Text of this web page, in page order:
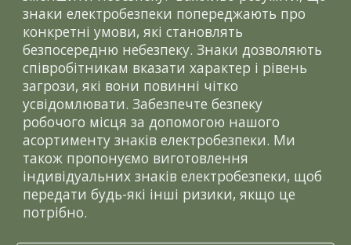
знаки електробезпеки попереджають про
конкретні умови, які становлять
безпосередню небезпеку. Знаки дозволяють
співробітникам вказати характер і рівень
загрози, які вони повинні чітко
усвідомлювати. Забезпечте безпеку
робочого місця за допомогою нашого
асортименту знаків електробезпеки. Ми
також пропонуємо виготовлення
індивідуальних знаків електробезпеки, щоб
передати будь-які інші ризики, якщо це
потрібно.